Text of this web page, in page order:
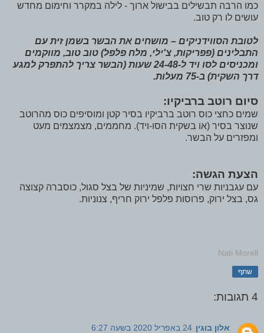
כמו הרבה תבשילים בבישול ארוך - לילה במקרר וחימום מחדש
עושים לו רק טוב.
לטובת הסווידניקים – מושחים את הבשר בשמן זית עם
התבלינים (פפריקות, צ'ילי, מלח פלפל) טוב טוב, מווקמים
ומכניסים לסו ויד ל-24-48 שעות (הבשר צריך להתפרק למגע
דרך השקית) ב-75 מעלות.
סיום רוטב ברביקיו:
שמים כחצי כוס רוטב ברביקיו בסיר קטן ומוסיפים כוס מהרוטב
שנוצר בסיר (או בשקית הסו-ויד). מחממים, מצמצמים מעט
ומפזרים על הבשר.
הצעת הגשה:
עם עגבניות שרי חצויות, שמיניות של בצל סגול, כוסברה קצוצה
גס, בצל ירוק, פרוסות פלפל ירוק חריף, צנוניות.
Nati Morell
שתף
4 תגובות:
אלון בוגין 24 באפריל 2020 בשעה 6:27